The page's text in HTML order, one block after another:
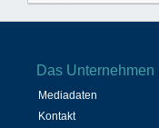
Das Unternehmen
Mediadaten
Kontakt